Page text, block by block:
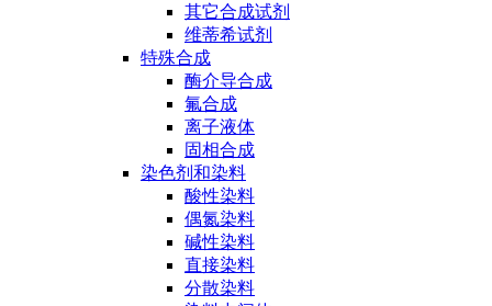
其它合成试剂
维蒂希试剂
特殊合成
酶介导合成
氟合成
离子液体
固相合成
染色剂和染料
酸性染料
偶氮染料
碱性染料
直接染料
分散染料